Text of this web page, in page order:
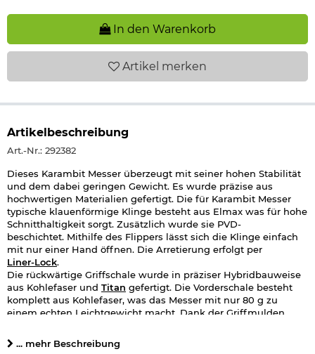
In den Warenkorb
Artikel merken
Artikelbeschreibung
Art.-Nr.: 292382
Dieses Karambit Messer überzeugt mit seiner hohen Stabilität
und dem dabei geringen Gewicht. Es wurde präzise aus
hochwertigen Materialien gefertigt. Die für Karambit Messer
typische klauenförmige Klinge besteht aus Elmax was für hohe
Schnitthaltigkeit sorgt. Zusätzlich wurde sie PVD-
beschichtet. Mithilfe des Flippers lässt sich die Klinge einfach
mit nur einer Hand öffnen. Die Arretierung erfolgt per
Liner-Lock.
Die rückwärtige Griffschale wurde in präziser Hybridbauweise
aus Kohlefaser und Titan gefertigt. Die Vorderschale besteht
komplett aus Kohlefaser, was das Messer mit nur 80 g zu
einem echten Leichtgewicht macht. Dank der Griffmulden
absoluter Hingucker!
Mithilfe des Gürtelclips kann das Karambit Messer bequem an
... mehr Beschreibung